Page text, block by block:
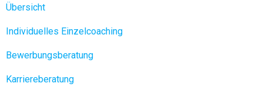
Übersicht
Individuelles Einzelcoaching
Bewerbungsberatung
Karriereberatung